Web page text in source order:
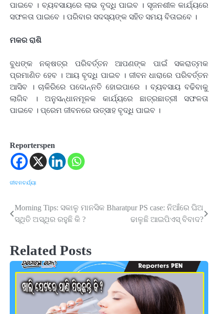
ପାଇବେ । ବ୍ୟବସାୟରେ ଲାଭ ବୃଦ୍ଧି ପାଇବ । ସୃଜନଶୀଳ କାର୍ଯ୍ୟରେ
ସଫଳତା ପାଇବେ । ପରିବାର ସଦସ୍ୟଙ୍କ ସହିତ ସମୟ ବିତାଇବେ ।
ମକର ରାଶି
ବୁଧଙ୍କ ନକ୍ଷତ୍ର ପରିବର୍ତ୍ତନ ଆପଣଙ୍କ ପାଇଁ ସକରାତ୍ମକ
ପ୍ରମାଣିତ ହେବ । ଆୟ ବୃଦ୍ଧି ପାଇବ । ଜୀବନ ଧାରାରେ ପରିବର୍ତ୍ତନ
ଆସିବ । ଚାକିରିରେ ପଦୋନ୍ନତି ହୋଇପାରେ । ବ୍ୟବସାୟ ବଢିବାକୁ
ଲାଗିବ । ଅନୁସନ୍ଧାନମୂଳକ କାର୍ଯ୍ୟରେ ଛାତ୍ରଛାତ୍ରୀ ସଫଳତା
ପାଇବେ । ପ୍ରେମ ଜୀବନରେ ଉତ୍ସାହ ବୃଦ୍ଧି ପାଇବ ।
Reporterspen
ଜୀବନଚର୍ଯ୍ୟା
Post
navigation
Morning Tips: ସକାଳୁ ମାନସିକ
ସ୍ଥିତି ଅସ୍ଥିର ରହୁଛି କି ?
Bharatpur PS case: ନିଆଁରେ ଘିଅ
ଢାଳୁଛି ଆଇପିଏସ୍ ବିବାଦ?
Related Posts